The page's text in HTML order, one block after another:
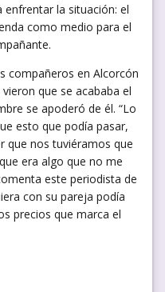
la situación: el
como medio para el
compañeros en Alcorcón
que se acababa el
se apoderó de él. “Lo
esto que podía pasar,
que nos tuviéramos que
era algo que no me
este periodista de
con su pareja podía
precios que marca el